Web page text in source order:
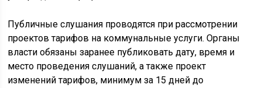
Публичные слушания проводятся при рассмотрении
проектов тарифов на коммунальные услуги. Органы
власти обязаны заранее публиковать дату, время и
место проведения слушаний, а также проект
изменений тарифов, минимум за 15 дней до